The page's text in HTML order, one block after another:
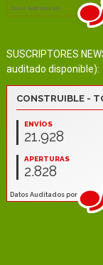
SUSCRIPTORES
auditado disponible):